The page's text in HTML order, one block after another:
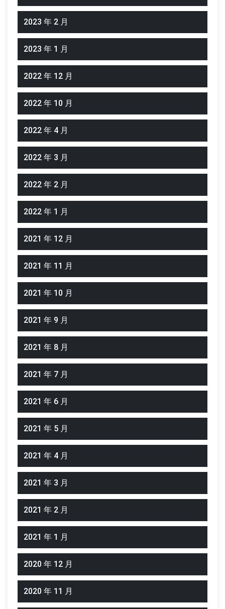
2023 年 2 月
2023 年 1 月
2022 年 12 月
2022 年 10 月
2022 年 4 月
2022 年 3 月
2022 年 2 月
2022 年 1 月
2021 年 12 月
2021 年 11 月
2021 年 10 月
2021 年 9 月
2021 年 8 月
2021 年 7 月
2021 年 6 月
2021 年 5 月
2021 年 4 月
2021 年 3 月
2021 年 2 月
2021 年 1 月
2020 年 12 月
2020 年 11 月